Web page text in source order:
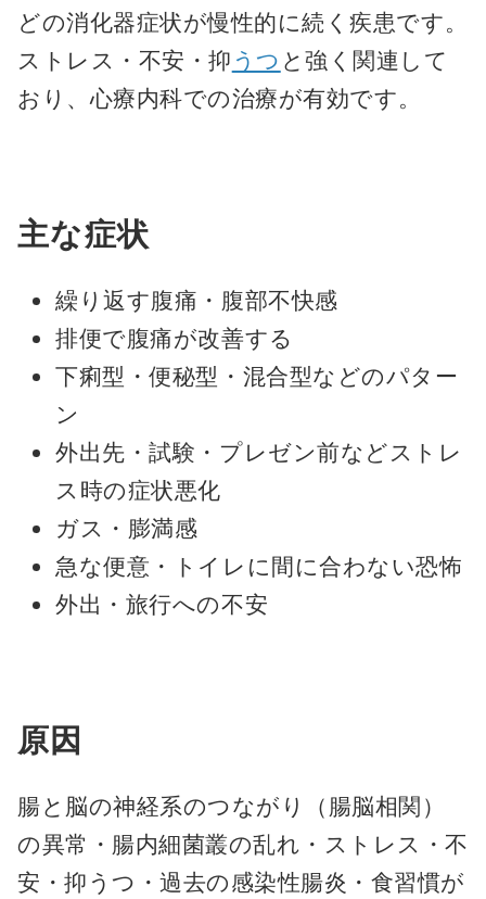
どの消化器症状が慢性的に続く疾患です。
ストレス・不安・抑 うつ と強く関連して
おり、心療内科での治療が有効です。
主な症状
繰り返す腹痛・腹部不快感
排便で腹痛が改善する
下痢型・便秘型・混合型などのパター
ン
外出先・試験・プレゼン前などストレ
ス時の症状悪化
ガス・膨満感
急な便意・トイレに間に合わない恐怖
外出・旅行への不安
原因
腸と脳の神経系のつながり（腸脳相関）
の異常・腸内細菌叢の乱れ・ストレス・不
安・抑うつ・過去の感染性腸炎・食習慣が